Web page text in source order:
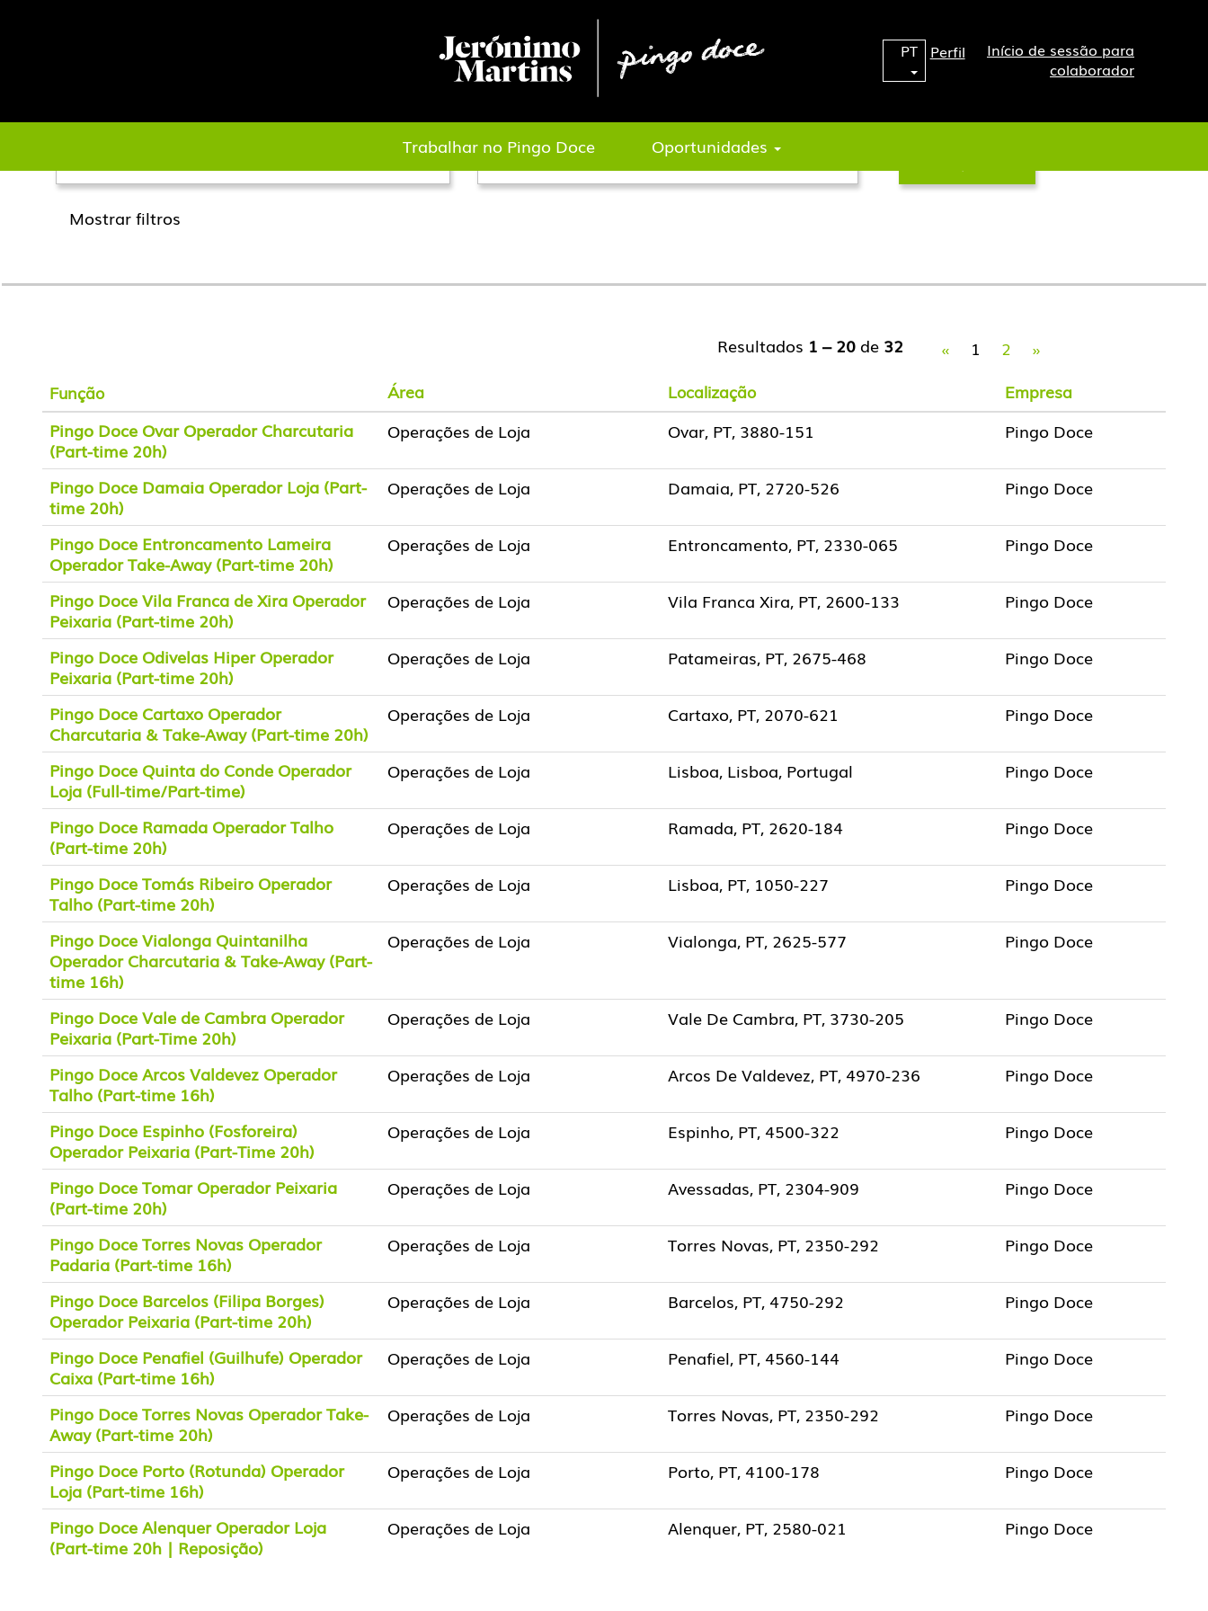
PT Perfil
Início de sessão para
colaborador
Trabalhar no Pingo Doce Oportunidades
Pesquisar por palavra-chave Pesquisar por Local
Mostrar filtros
Resultados 1 – 20 de 32 « 1 2 »
Função Área Localização Empresa
Pingo Doce Ovar Operador Charcutaria
(Part-time 20h)
Operações de Loja Ovar, PT, 3880-151 Pingo Doce
Pingo Doce Damaia Operador Loja (Part-
time 20h)
Operações de Loja Damaia, PT, 2720-526 Pingo Doce
Pingo Doce Entroncamento Lameira
Operador Take-Away (Part-time 20h)
Operações de Loja Entroncamento, PT, 2330-065 Pingo Doce
Pingo Doce Vila Franca de Xira Operador
Peixaria (Part-time 20h)
Operações de Loja Vila Franca Xira, PT, 2600-133 Pingo Doce
Pingo Doce Odivelas Hiper Operador
Peixaria (Part-time 20h)
Operações de Loja Patameiras, PT, 2675-468 Pingo Doce
Pingo Doce Cartaxo Operador
Charcutaria & Take-Away (Part-time 20h)
Operações de Loja Cartaxo, PT, 2070-621 Pingo Doce
Pingo Doce Quinta do Conde Operador
Loja (Full-time/Part-time)
Operações de Loja Lisboa, Lisboa, Portugal Pingo Doce
Pingo Doce Ramada Operador Talho
(Part-time 20h)
Operações de Loja Ramada, PT, 2620-184 Pingo Doce
Pingo Doce Tomás Ribeiro Operador
Talho (Part-time 20h)
Operações de Loja Lisboa, PT, 1050-227 Pingo Doce
Pingo Doce Vialonga Quintanilha
Operador Charcutaria & Take-Away (Part-
time 16h)
Operações de Loja Vialonga, PT, 2625-577 Pingo Doce
Pingo Doce Vale de Cambra Operador
Peixaria (Part-Time 20h)
Operações de Loja Vale De Cambra, PT, 3730-205 Pingo Doce
Pingo Doce Arcos Valdevez Operador
Talho (Part-time 16h)
Operações de Loja Arcos De Valdevez, PT, 4970-236 Pingo Doce
Pingo Doce Espinho (Fosforeira)
Operador Peixaria (Part-Time 20h)
Operações de Loja Espinho, PT, 4500-322 Pingo Doce
Pingo Doce Tomar Operador Peixaria
(Part-time 20h)
Operações de Loja Avessadas, PT, 2304-909 Pingo Doce
Pingo Doce Torres Novas Operador
Padaria (Part-time 16h)
Operações de Loja Torres Novas, PT, 2350-292 Pingo Doce
Pingo Doce Barcelos (Filipa Borges)
Operador Peixaria (Part-time 20h)
Operações de Loja Barcelos, PT, 4750-292 Pingo Doce
Pingo Doce Penafiel (Guilhufe) Operador
Caixa (Part-time 16h)
Operações de Loja Penafiel, PT, 4560-144 Pingo Doce
Pingo Doce Torres Novas Operador Take-
Away (Part-time 20h)
Operações de Loja Torres Novas, PT, 2350-292 Pingo Doce
Pingo Doce Porto (Rotunda) Operador
Loja (Part-time 16h)
Operações de Loja Porto, PT, 4100-178 Pingo Doce
Pingo Doce Alenquer Operador Loja
(Part-time 20h | Reposição)
Operações de Loja Alenquer, PT, 2580-021 Pingo Doce